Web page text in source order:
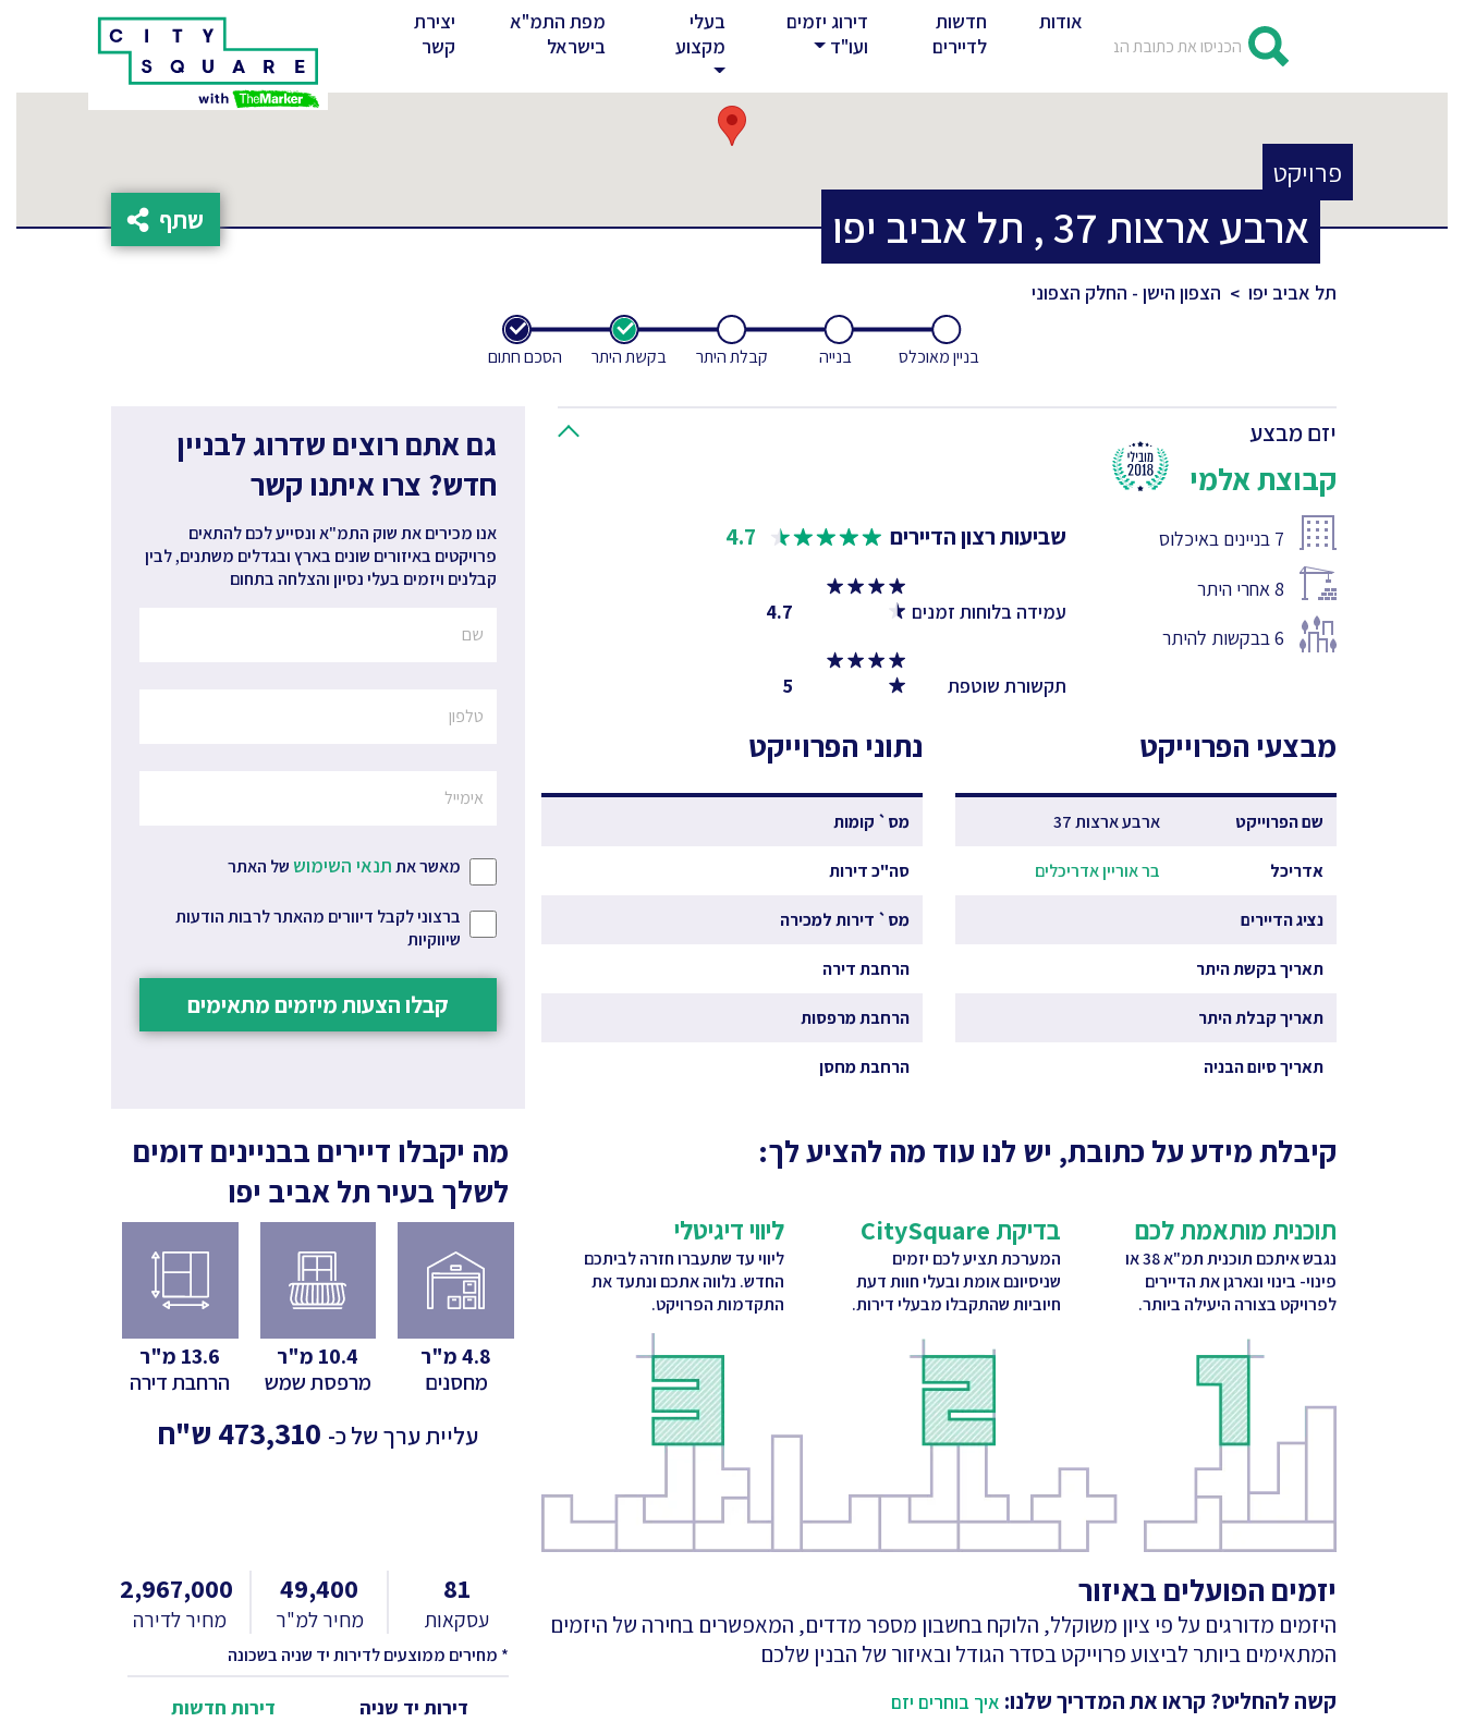
יצירת
קשר(current)
מפת התמ"א
בישראל
בעלי
מקצוע
דירוג יזמים
ועו"ד
חדשות
לדיירים
אודות
פרויקט
ארבע ארצות 37
, תל אביב יפו שתף
תל אביב יפו הצפון הישן - החלק הצפוני
בניין מאוכלס בנייה קבלת היתר בקשת היתר הסכם חתום
יזם מבצע
קבוצת אלמי
7 בניינים באיכלוס
8 אחרי היתר
6 בבקשות להיתר
שביעות רצון הדיירים 4.7
עמידה בלוחות זמנים 4.7
תקשורת שוטפת 5
מבצעי הפרוייקט
שם הפרוייקט ארבע ארצות 37
אדריכל בר אוריין אדריכלים
נציג הדיירים
תאריך בקשת היתר
תאריך קבלת היתר
תאריך סיום הבניה
נתוני הפרוייקט
מס` קומות
סה"כ דירות
מס` דירות למכירה
הרחבת דירה
הרחבת מרפסות
הרחבת מחסן
גם אתם רוצים שדרוג לבניין
חדש? צרו איתנו קשר
אנו מכירים את שוק התמ"א ונסייע לכם להתאים
פרויקטים באיזורים שונים בארץ ובגדלים משתנים, לבין
קבלנים ויזמים בעלי נסיון והצלחה בתחום
מאשר אתתנאי השימוש של האתר
ברצוני לקבל דיוורים מהאתר לרבות הודעות
שיווקיות
קבלו הצעות מיזמים מתאימים
קיבלת מידע על כתובת, יש לנו עוד מה להציע לך:
תוכנית מותאמת לכם
נגבש איתכם תוכנית תמ"א 38 או
פינוי- בינוי ונארגן את הדיירים
לפרויקט בצורה היעילה ביותר.
בדיקת CitySquare
המערכת תציע לכם יזמים
שניסיונם אומת ובעלי חוות דעת
חיוביות שהתקבלו מבעלי דירות.
ליווי דיגיטלי
ליווי עד שתעברו חזרה לביתכם
החדש. נלווה אתכם ונתעד את
התקדמות הפרויקט.
מה יקבלו דיירים בבניינים דומים
לשלך בעיר תל אביב יפו
4.8מ"ר
מחסנים
10.4 מ"ר
מרפסת שמש
13.6 מ"ר
הרחבת דירה
עליית ערך של כ- ש"ח
יזמים הפועלים באיזור
היזמים מדורגים על פי ציון משוקלל, הלוקח בחשבון מספר מדדים, המאפשרים בחירה של היזמים
המתאימים ביותר לביצוע פרוייקט בסדר הגודל ובאיזור של הבנין שלכם
קשה להחליט? קראו את המדריך שלנו: איך בוחרים יזם
81
עסקאות
49,400
מחיר למ"ר
2,967,000
מחיר לדירה
* מחירים ממוצעים לדירות יד שניה בשכונה
דירות יד שניה דירות חדשות